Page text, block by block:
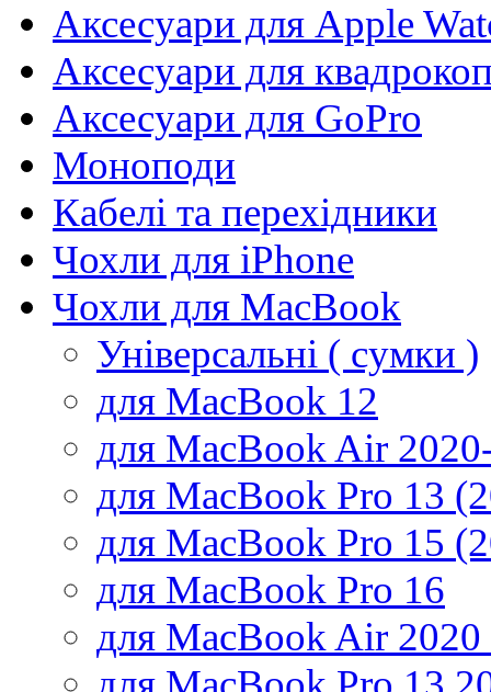
Аксесуари для Apple
Аксесуари для
Аксесуари для GoPro
Моноподи
Кабелі та перехідники
Чохли для iPhone
Чохли для MacBook
Універсальні ( сумки )
для MacBook 12
для MacBook Air
для MacBook Pro 13
для MacBook Pro 15
для MacBook Pro 16
для MacBook Air